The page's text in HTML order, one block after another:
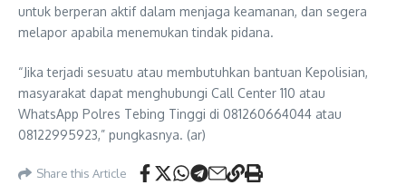
untuk berperan aktif dalam menjaga keamanan, dan segera
melapor apabila menemukan tindak pidana.
“Jika terjadi sesuatu atau membutuhkan bantuan Kepolisian,
masyarakat dapat menghubungi Call Center 110 atau
WhatsApp Polres Tebing Tinggi di 081260664044 atau
08122995923,” pungkasnya. (ar)
Share this Article